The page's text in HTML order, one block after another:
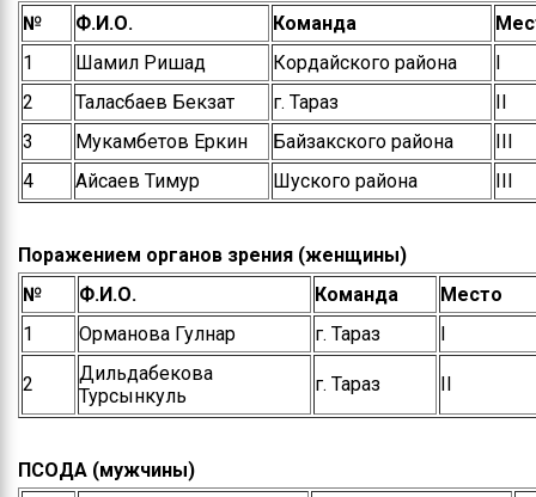
№
Ф.И.О. Команда
1
Шамил Ришад Кордайского района
І
2
Таласбаев Бекзат г. Тараз
ІІ
3
Мукамбетов Еркин Байзакского района
ІІІ
4
Айсаев Тимур Шуского района ІІІ
Поражением органов зрения (женщины)
№
Ф.И.О. Команда
Место
1
Орманова Гулнар г. Тараз І
2
Дильдабекова
Турсынкуль
г. Тараз ІІ
ПСОДА (мужчины)